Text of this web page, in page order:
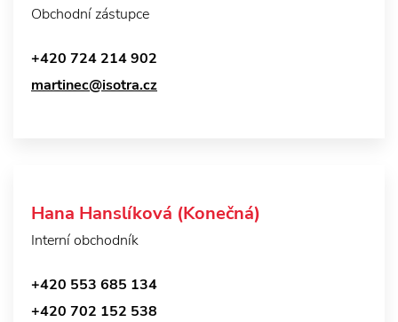
Obchodní zástupce
+420 724 214 902
martinec@isotra.cz
Hana Hanslíková (Konečná)
Interní obchodník
+420 553 685 134
+420 702 152 538